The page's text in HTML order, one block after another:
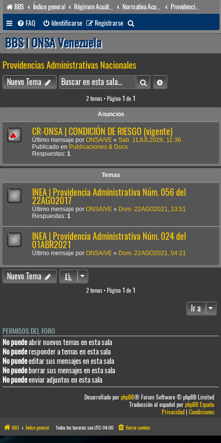
BBS Índice general
Providencias Administrativas Nacionales
FAQ
Identificarse Registrarse
u
c
a
r
BBS | ONSA Venezuela
Providencias Administrativas Nacionales
Nuevo Tema BuscarBúsqueda avanzada
2 temas • Página 1 de 1
Anuncios
CR-ONSA | CONDICIÓN DE RIESGO (vigente)
Último mensaje por ONSA/VE « Sab. 11JUL2026, 11:36
Publicado en Publicaciones & Docs.
Respuestas: 1
Temas
INEA | Providencia Administrativa Núm. 056 del
22AGO2017
Último mensaje por ONSA/VE « Dom. 22AGO2021, 13:51
Respuestas: 1
INEA | Providencia Administrativa Núm. 024 del
01ABR2021
Último mensaje por ONSA/VE « Dom. 22AGO2021, 04:21
Nuevo Tema
2 temas • Página 1 de 1
Ir a
PERMISOS DEL FORO
No puedeabrir nuevos temas en esta sala
No puederesponder a temas en esta sala
No puedeeditar sus mensajes en esta sala
No puedeborrar sus mensajes en esta sala
No puedeenviar adjuntos en esta sala
Desarrollado porphpBB® Forum Software © phpBB Limited
Traducción al español porphpBB España
Privacidad|Condiciones
BBS Índice general Todos los horarios sonUTC-04:00 Borrar cookies